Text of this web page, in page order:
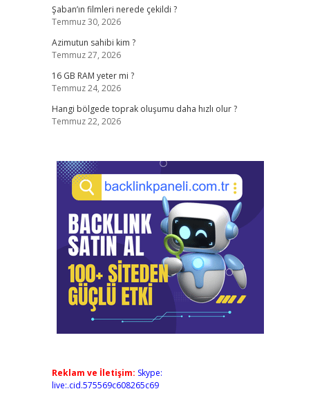
Şaban’ın filmleri nerede çekildi ?
Temmuz 30, 2026
Azimutun sahibi kim ?
Temmuz 27, 2026
16 GB RAM yeter mi ?
Temmuz 24, 2026
Hangi bölgede toprak oluşumu daha hızlı olur ?
Temmuz 22, 2026
Reklam ve İletişim: Skype:
live:.cid.575569c608265c69